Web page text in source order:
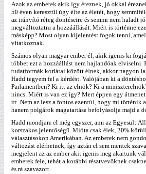
Azok az emberek akik így éreznek, jó okkal
50 éven keresztül úgy élte az életét, hogy
az irányító réteg döntéseire és semmi nem haladt
megváltoztatni a hozzáállását. Miért is történne
másképp? Most olyan kijelentést fogok tenni,
vitatkoznak.
Számos olyan magyar ember él, akik igenis ki
többet ezt a hozzáállást nem hajlandóak elviselni.
tudatformák korlátai között élnek, akkor nagyon
Hadd tegyem fel a kérdést. Valójában ki a
Parlamentben? Ki itt az elnök? Ki a
nincs. Miért is van ez így? Mert éppen egy
itt. Nem az lesz a fontos ezentúl, hogy mi történik
hanem polgárok magatartása befolyásolja majd a
Hadd mondjam el még egyszer, ami az Egyesült
korszakos jelentőségű. Mióta csak élek, 20%
választásokon Amerikában. Az emberek nem
változást elérhetnek, így aztán el sem mentek
megjelent az az ember akit igenis meg akartunk
emberek fele, tehát a korábbi résztvevőknek
és rá szavazott.